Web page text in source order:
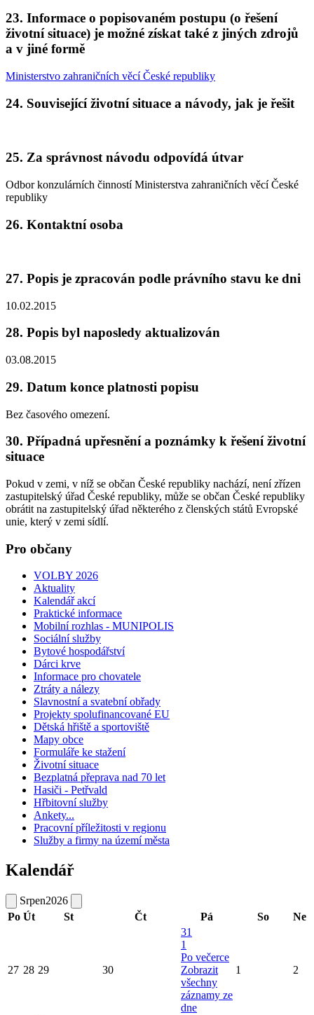
23. Informace o popisovaném postupu (o řešení
životní situace) je možné získat také z jiných zdrojů
a v jiné formě
Ministerstvo zahraničních věcí České republiky
24. Související životní situace a návody, jak je řešit
25. Za správnost návodu odpovídá útvar
Odbor konzulárních činností Ministerstva zahraničních věcí České
republiky
26. Kontaktní osoba
27. Popis je zpracován podle právního stavu ke dni
10.02.2015
28. Popis byl naposledy aktualizován
03.08.2015
29. Datum konce platnosti popisu
Bez časového omezení.
30. Případná upřesnění a poznámky k řešení životní
situace
Pokud v zemi, v níž se občan České republiky nachází, není zřízen
zastupitelský úřad České republiky, může se občan České republiky
obrátit na zastupitelský úřad některého z členských států Evropské
unie, který v zemi sídlí.
Pro občany
VOLBY 2026
Aktuality
Kalendář akcí
Praktické informace
Mobilní rozhlas - MUNIPOLIS
Sociální služby
Bytové hospodářství
Dárci krve
Informace pro chovatele
Ztráty a nálezy
Slavnostní a svatební obřady
Projekty spolufinancované EU
Dětská hřiště a sportoviště
Mapy obce
Formuláře ke stažení
Životní situace
Bezplatná přeprava nad 70 let
Hasiči - Petřvald
Hřbitovní služby
Ankety...
Pracovní příležitosti v regionu
Služby a firmy na území města
Kalendář
Srpen2026
Po Út St Čt Pá So Ne
27 28 29 30
31
1
Po večerce
Zobrazit
všechny
záznamy ze
dne
1 2